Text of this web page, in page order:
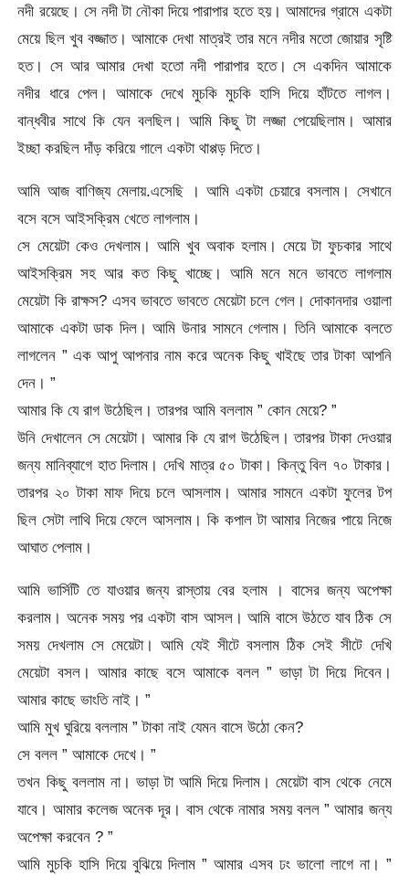
নদী রয়েছে। সে নদী টা নৌকা দিয়ে পারাপার হতে হয়। আমাদের গ্রামে একটা
মেয়ে ছিল খুব বজ্জাত। আমাকে দেখা মাত্রই তার মনে নদীর মতো জোয়ার সৃষ্টি
হত। সে আর আমার দেখা হতো নদী পারাপার হতে। সে একদিন আমাকে
নদীর ধারে পেল। আমাকে দেখে মুচকি মুচকি হাসি দিয়ে হাঁটতে লাগল।
বান্ধবীর সাথে কি যেন বলছিল। আমি কিছু টা লজ্জা পেয়েছিলাম। আমার
ইচ্ছা করছিল দাঁড় করিয়ে গালে একটা থাপ্পড় দিতে।
আমি আজ বাণিজ্য মেলায়.এসেছি । আমি একটা চেয়ারে বসলাম। সেখানে
বসে বসে আইসক্রিম খেতে লাগলাম।
সে মেয়েটা কেও দেখলাম। আমি খুব অবাক হলাম। মেয়ে টা ফুচকার সাথে
আইসক্রিম সহ আর কত কিছু খাচ্ছে। আমি মনে মনে ভাবতে লাগলাম
মেয়েটা কি রাক্ষস? এসব ভাবতে ভাবতে মেয়েটা চলে গেল। দোকানদার ওয়ালা
আমাকে একটা ডাক দিল। আমি উনার সামনে গেলাম। তিনি আমাকে বলতে
লাগলেন ” এক আপু আপনার নাম করে অনেক কিছু খাইছে তার টাকা আপনি
দেন। ”
আমার কি যে রাগ উঠেছিল। তারপর আমি বললাম ” কোন মেয়ে? ”
উনি দেখালেন সে মেয়েটা। আমার কি যে রাগ উঠেছিল। তারপর টাকা দেওয়ার
জন্য মানিব্যাগে হাত দিলাম। দেখি মাত্র ৫০ টাকা। কিন্তু বিল ৭০ টাকার।
তারপর ২০ টাকা মাফ দিয়ে চলে আসলাম। আমার সামনে একটা ফুলের টপ
ছিল সেটা লাথি দিয়ে ফেলে আসলাম। কি কপাল টা আমার নিজের পায়ে নিজে
আঘাত পেলাম।
আমি ভার্সিটি তে যাওয়ার জন্য রাস্তায় বের হলাম । বাসের জন্য অপেক্ষা
করলাম। অনেক সময় পর একটা বাস আসল। আমি বাসে উঠতে যাব ঠিক সে
সময় দেখলাম সে মেয়েটা। আমি যেই সীটে বসলাম ঠিক সেই সীটে দেখি
মেয়েটা বসল। আমার কাছে বসে আমাকে বলল ” ভাড়া টা দিয়ে দিবেন।
আমার কাছে ভাংতি নাই। ”
আমি মুখ ঘুরিয়ে বললাম ” টাকা নাই যেমন বাসে উঠো কেন?
সে বলল ” আমাকে দেখে। ”
তখন কিছু বললাম না। ভাড়া টা আমি দিয়ে দিলাম। মেয়েটা বাস থেকে নেমে
যাবে। আমার কলেজ অনেক দূর। বাস থেকে নামার সময় বলল ” আমার জন্য
অপেক্ষা করবেন ? ”
আমি মুচকি হাসি দিয়ে বুঝিয়ে দিলাম ” আমার এসব ঢং ভালো লাগে না। ”